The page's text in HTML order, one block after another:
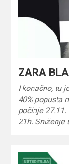
ZARA
I konačno, tu
40% popusta
počinje 27.11.
21h. Sniženje